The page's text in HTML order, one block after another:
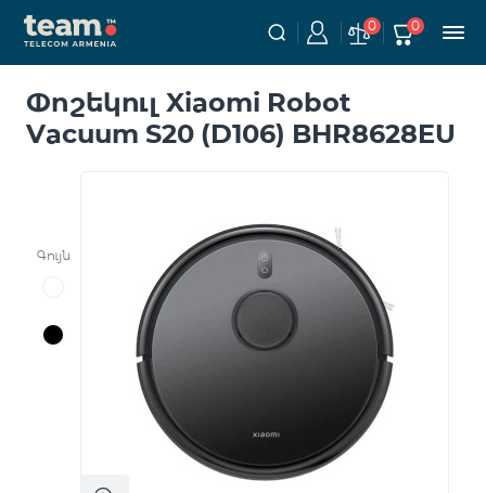
0 0
Փոշեկուլ Xiaomi Robot
Vacuum S20 (D106) BHR8628EU
Գույն